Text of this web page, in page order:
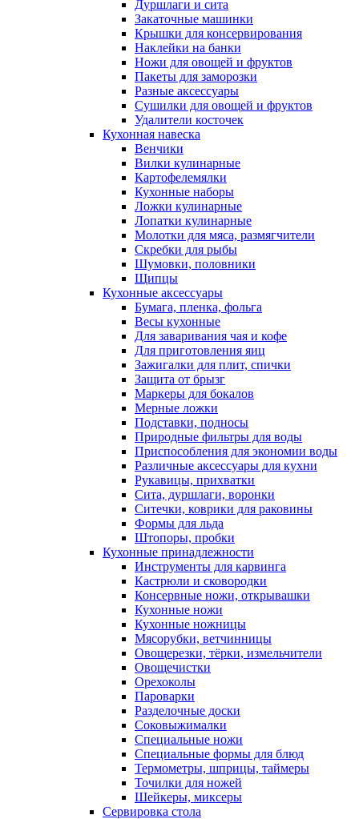
Дуршлаги и сита
Закаточные машинки
Крышки для консервирования
Наклейки на банки
Ножи для овощей и фруктов
Пакеты для заморозки
Разные аксессуары
Сушилки для овощей и фруктов
Удалители косточек
Кухонная навеска
Венчики
Вилки кулинарные
Картофелемялки
Кухонные наборы
Ложки кулинарные
Лопатки кулинарные
Молотки для мяса, размягчители
Скребки для рыбы
Шумовки, половники
Щипцы
Кухонные аксессуары
Бумага, пленка, фольга
Весы кухонные
Для заваривания чая и кофе
Для приготовления яиц
Зажигалки для плит, спички
Защита от брызг
Маркеры для бокалов
Мерные ложки
Подставки, подносы
Природные фильтры для воды
Приспособления для экономии воды
Различные аксессуары для кухни
Рукавицы, прихватки
Сита, дуршлаги, воронки
Ситечки, коврики для раковины
Формы для льда
Штопоры, пробки
Кухонные принадлежности
Инструменты для карвинга
Кастрюли и сковородки
Консервные ножи, открывашки
Кухонные ножи
Кухонные ножницы
Мясорубки, ветчинницы
Овощерезки, тёрки, измельчители
Овощечистки
Орехоколы
Пароварки
Разделочные доски
Соковыжималки
Специальные ножи
Специальные формы для блюд
Термометры, шприцы, таймеры
Точилки для ножей
Шейкеры, миксеры
Сервировка стола